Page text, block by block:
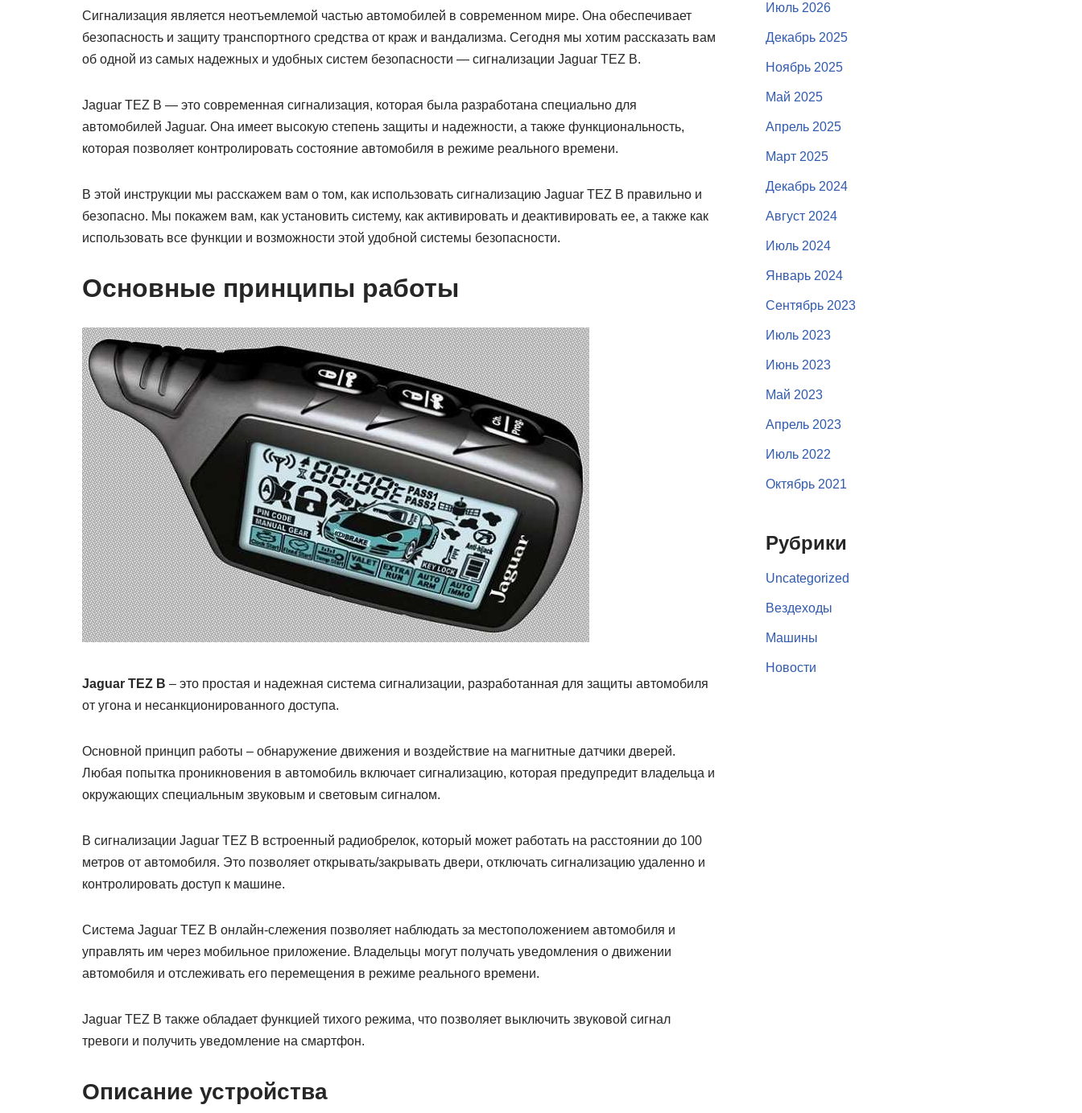
Сигнализация является неотъемлемой частью автомобилей в современном мире. Она обеспечивает
безопасность и защиту транспортного средства от краж и вандализма. Сегодня мы хотим рассказать вам
об одной из самых надежных и удобных систем безопасности — сигнализации Jaguar TEZ B.
Jaguar TEZ B — это современная сигнализация, которая была разработана специально для
автомобилей Jaguar. Она имеет высокую степень защиты и надежности, а также функциональность,
которая позволяет контролировать состояние автомобиля в режиме реального времени.
В этой инструкции мы расскажем вам о том, как использовать сигнализацию Jaguar TEZ B правильно и
безопасно. Мы покажем вам, как установить систему, как активировать и деактивировать ее, а также как
использовать все функции и возможности этой удобной системы безопасности.
Основные принципы работы
Jaguar TEZ B – это простая и надежная система сигнализации, разработанная для защиты автомобиля
от угона и несанкционированного доступа.
Основной принцип работы – обнаружение движения и воздействие на магнитные датчики дверей.
Любая попытка проникновения в автомобиль включает сигнализацию, которая предупредит владельца и
окружающих специальным звуковым и световым сигналом.
В сигнализации Jaguar TEZ B встроенный радиобрелок, который может работать на расстоянии до 100
метров от автомобиля. Это позволяет открывать/закрывать двери, отключать сигнализацию удаленно и
контролировать доступ к машине.
Система Jaguar TEZ B онлайн-слежения позволяет наблюдать за местоположением автомобиля и
управлять им через мобильное приложение. Владельцы могут получать уведомления о движении
автомобиля и отслеживать его перемещения в режиме реального времени.
Jaguar TEZ B также обладает функцией тихого режима, что позволяет выключить звуковой сигнал
тревоги и получить уведомление на смартфон.
Описание устройства
Июль 2026
Декабрь 2025
Ноябрь 2025
Май 2025
Апрель 2025
Март 2025
Декабрь 2024
Август 2024
Июль 2024
Январь 2024
Сентябрь 2023
Июль 2023
Июнь 2023
Май 2023
Апрель 2023
Июль 2022
Октябрь 2021
Рубрики
Uncategorized
Вездеходы
Машины
Новости